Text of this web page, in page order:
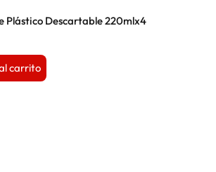
Plástico Descartable 220mlx4
carrito